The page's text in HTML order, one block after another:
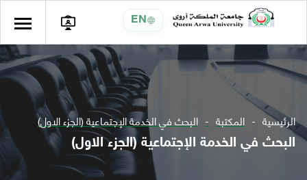
EN
الرئيسية المكتبة البحث في الخدمة الإجتماعية (الجزء الاول)
البحث في الخدمة الإجتماعية (الجزء الاول)